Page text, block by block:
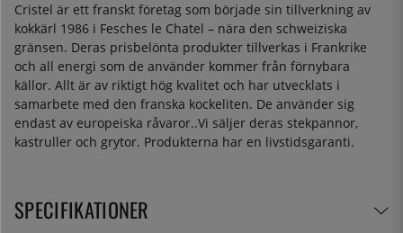
Cristel är ett franskt företag som började sin tillverkning av
kokkärl 1986 i Fesches le Chatel – nära den schweiziska
gränsen. Deras prisbelönta produkter tillverkas i Frankrike
och all energi som de använder kommer från förnybara
källor. Allt är av riktigt hög kvalitet och har utvecklats i
samarbete med den franska kockeliten. De använder sig
endast av europeiska råvaror..Vi säljer deras stekpannor,
kastruller och grytor. Produkterna har en livstidsgaranti.
SPECIFIKATIONER